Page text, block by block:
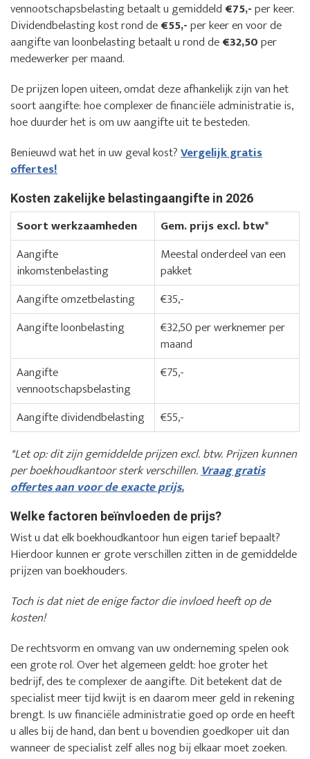
vennootschapsbelasting betaalt u gemiddeld €75,-per keer.
Dividendbelasting kost rond de€55,-per keer en voor de
aangifte van loonbelasting betaalt u rond de€32,50per
medewerker per maand.
De prijzen lopen uiteen, omdat deze afhankelijk zijn van het
soort aangifte: hoe complexer de financiële administratie is,
hoe duurder het is om uw aangifte uit te besteden.
Benieuwd wat het in uw geval kost?Vergelijk gratis
offertes!
Kosten zakelijke belastingaangifte in 2026
Soort werkzaamheden
Gem. prijs excl. btw*
Aangifte
inkomstenbelasting
Meestal onderdeel van een
pakket
Aangifte omzetbelasting
€35,-
Aangifte loonbelasting
€32,50 per werknemer per
maand
Aangifte
vennootschapsbelasting
€75,-
Aangifte dividendbelasting
€55,-
*Let op: dit zijn gemiddelde prijzen excl. btw. Prijzen kunnen
per boekhoudkantoor sterk verschillen.Vraag gratis
offertes aan voor de exacte prijs.
Welke factoren beïnvloeden de prijs?
Wist u dat elk boekhoudkantoor hun eigen tarief bepaalt?
Hierdoor kunnen er grote verschillen zitten in de gemiddelde
prijzen van boekhouders.
Toch is dat niet de enige factor die invloed heeft op de
kosten!
De rechtsvorm en omvang van uw onderneming spelen ook
een grote rol. Over het algemeen geldt: hoe groter het
bedrijf, des te complexer de aangifte. Dit betekent dat de
specialist meer tijd kwijt is en daarom meer geld in rekening
brengt. Is uw financiële administratie goed op orde en heeft
u alles bij de hand, dan bent u bovendien goedkoper uit dan
wanneer de specialist zelf alles nog bij elkaar moet zoeken.